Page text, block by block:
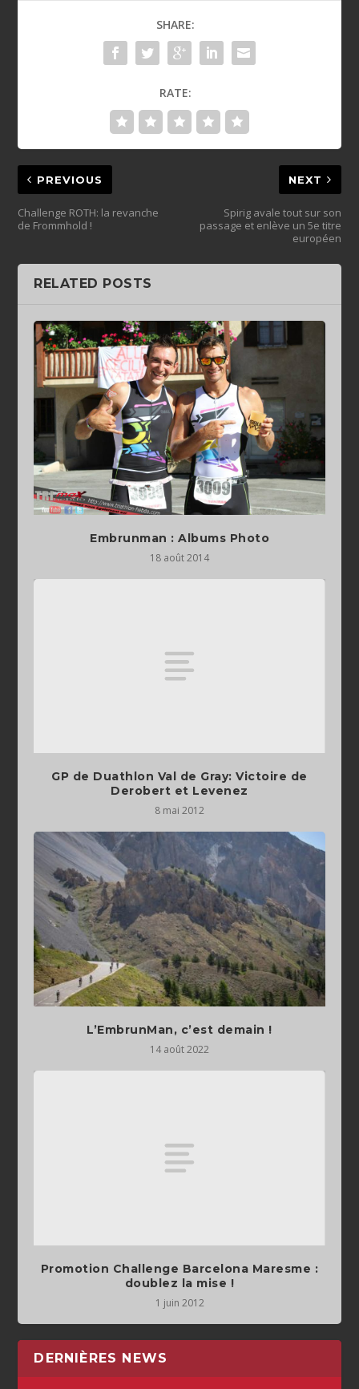
SHARE:
RATE:
PREVIOUS
Challenge ROTH: la revanche
de Frommhold !
NEXT
Spirig avale tout sur son
passage et enlève un 5e titre
européen
RELATED POSTS
Embrunman : Albums Photo
18 août 2014
GP de Duathlon Val de Gray: Victoire de
Derobert et Levenez
8 mai 2012
L’EmbrunMan, c’est demain !
14 août 2022
Promotion Challenge Barcelona Maresme :
doublez la mise !
1 juin 2012
DERNIÈRES NEWS